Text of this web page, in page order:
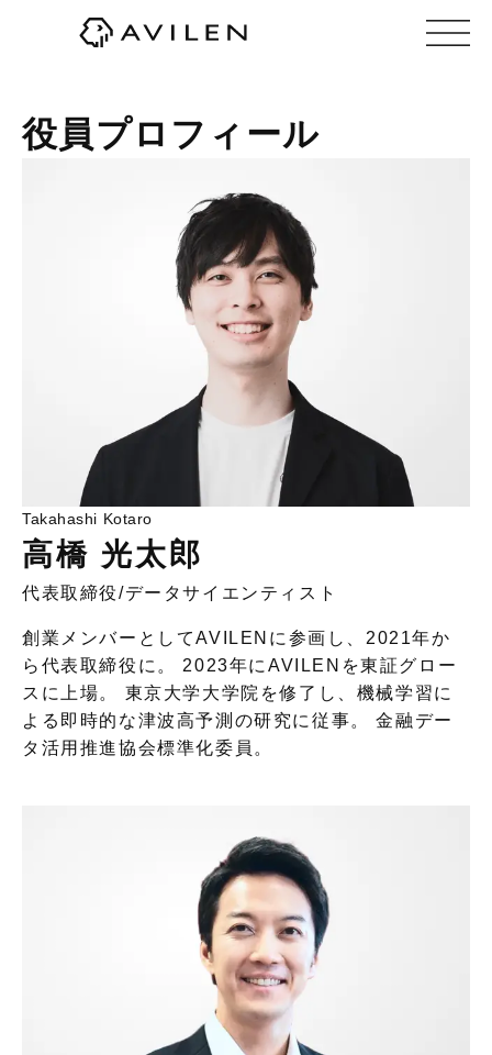
株式会社AVILEN（アヴィレン）
役員プロフィール
Takahashi Kotaro
高橋 光太郎
代表取締役/データサイエンティスト
創業メンバーとしてAVILENに参画し、2021年か
ら代表取締役に。 2023年にAVILENを東証グロー
スに上場。 東京大学大学院を修了し、機械学習に
よる即時的な津波高予測の研究に従事。 金融デー
タ活用推進協会標準化委員。